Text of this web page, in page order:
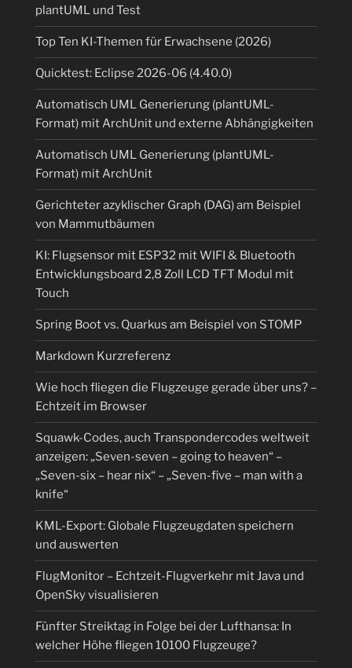
plantUML und Test
Top Ten KI-Themen für Erwachsene (2026)
Quicktest: Eclipse 2026-06 (4.40.0)
Automatisch UML Generierung (plantUML-
Format) mit ArchUnit und externe Abhängigkeiten
Automatisch UML Generierung (plantUML-
Format) mit ArchUnit
Gerichteter azyklischer Graph (DAG) am Beispiel
von Mammutbäumen
KI: Flugsensor mit ESP32 mit WIFI & Bluetooth
Entwicklungsboard 2,8 Zoll LCD TFT Modul mit
Touch
Spring Boot vs. Quarkus am Beispiel von STOMP
Markdown Kurzreferenz
Wie hoch fliegen die Flugzeuge gerade über uns? –
Echtzeit im Browser
Squawk-Codes, auch Transpondercodes weltweit
anzeigen: „Seven-seven – going to heaven“ –
„Seven-six – hear nix“ – „Seven-five – man with a
knife“
KML-Export: Globale Flugzeugdaten speichern
und auswerten
FlugMonitor – Echtzeit-Flugverkehr mit Java und
OpenSky visualisieren
Fünfter Streiktag in Folge bei der Lufthansa: In
welcher Höhe fliegen 10100 Flugzeuge?